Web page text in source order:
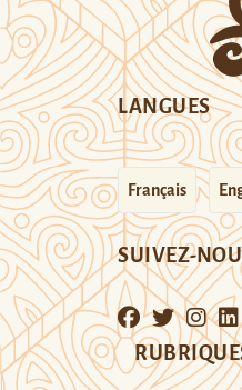
LANGUES
Français
SUIVEZ-